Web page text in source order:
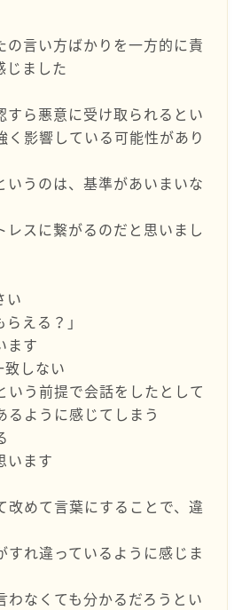
言い方ばかりを一方的に責
じました
ら悪意に受け取られるとい
影響している可能性があり
うのは、基準があいまいな
スに繋がるのだと思いまし
い
える？」
ます
しない
う前提で会話をしたとして
ように感じてしまう
います
めて言葉にすることで、違
れ違っているように感じま
なくても分かるだろうとい